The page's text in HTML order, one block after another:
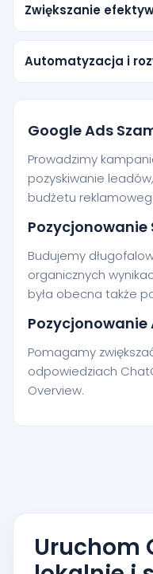
Zwiększanie
Automatyzacja i
Google Ads
Prowadzimy
pozyskiwanie
budżetu
Pozycjonowanie
Budujemy
organicznych
była obecna także
Pozycjonowanie
Pomagamy
odpowiedziach
Overview.
Uruchom